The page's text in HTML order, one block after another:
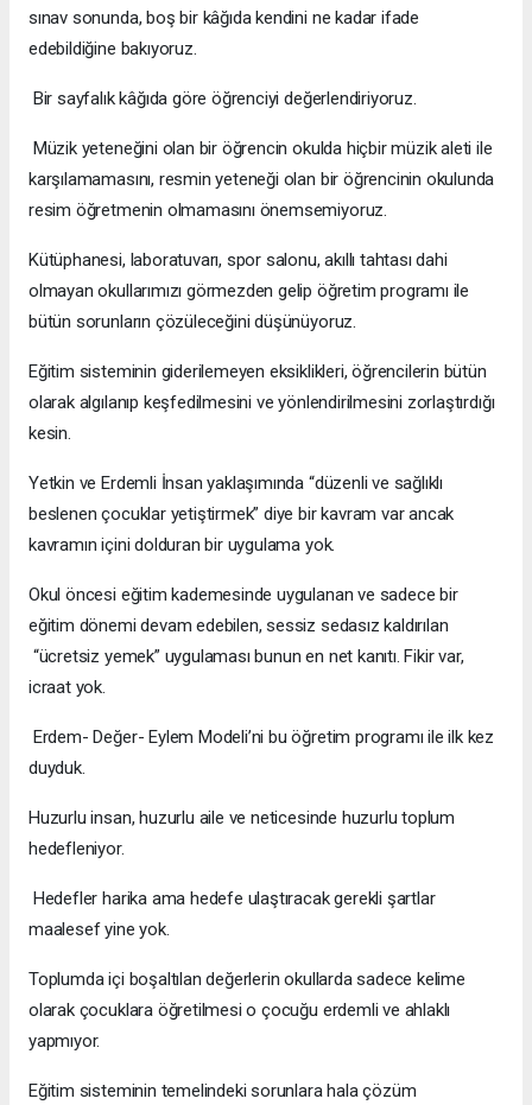
sınav sonunda, boş bir kâğıda kendini ne kadar ifade
edebildiğine bakıyoruz.
Bir sayfalık kâğıda göre öğrenciyi değerlendiriyoruz.
Müzik yeteneğini olan bir öğrencin okulda hiçbir müzik aleti ile
karşılamamasını, resmin yeteneği olan bir öğrencinin okulunda
resim öğretmenin olmamasını önemsemiyoruz.
Kütüphanesi, laboratuvarı, spor salonu, akıllı tahtası dahi
olmayan okullarımızı görmezden gelip öğretim programı ile
bütün sorunların çözüleceğini düşünüyoruz.
Eğitim sisteminin giderilemeyen eksiklikleri, öğrencilerin bütün
olarak algılanıp keşfedilmesini ve yönlendirilmesini zorlaştırdığı
kesin.
Yetkin ve Erdemli İnsan yaklaşımında “düzenli ve sağlıklı
beslenen çocuklar yetiştirmek” diye bir kavram var ancak
kavramın içini dolduran bir uygulama yok.
Okul öncesi eğitim kademesinde uygulanan ve sadece bir
eğitim dönemi devam edebilen, sessiz sedasız kaldırılan
“ücretsiz yemek” uygulaması bunun en net kanıtı. Fikir var,
icraat yok.
Erdem- Değer- Eylem Modeli’ni bu öğretim programı ile ilk kez
duyduk.
Huzurlu insan, huzurlu aile ve neticesinde huzurlu toplum
hedefleniyor.
Hedefler harika ama hedefe ulaştıracak gerekli şartlar
maalesef yine yok.
Toplumda içi boşaltılan değerlerin okullarda sadece kelime
olarak çocuklara öğretilmesi o çocuğu erdemli ve ahlaklı
yapmıyor.
Eğitim sisteminin temelindeki sorunlara hala çözüm